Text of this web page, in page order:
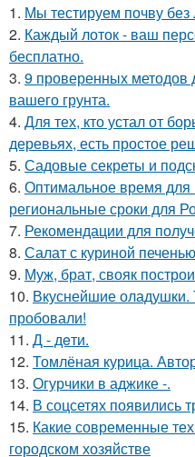
1. Мы тестируем почву без
2. Каждый лоток - ваш
бесплатно.
3. 9 проверенных методов
вашего грунта.
4. Для тех, кто устал от
деревьях, есть простое
5. Садовые секреты и
6. Оптимальное время для
региональные сроки для
7. Рекомендации для
8. Салат с куриной
9. Муж, брат, свояк
10. Вкуснейшие
пробовали!
11. Д - дeти.
12. Томлёная курица.
13. Огурчики в аджике -.
14. В соцсетях появились
15. Какие современные
городском хозяйстве